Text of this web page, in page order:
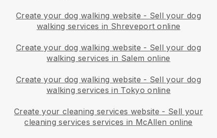
Create your dog walking website - Sell your dog
walking services in Shreveport online
Create your dog walking website - Sell your dog
walking services in Salem online
Create your dog walking website - Sell your dog
walking services in Tokyo online
Create your cleaning services website - Sell your
cleaning services services in McAllen online